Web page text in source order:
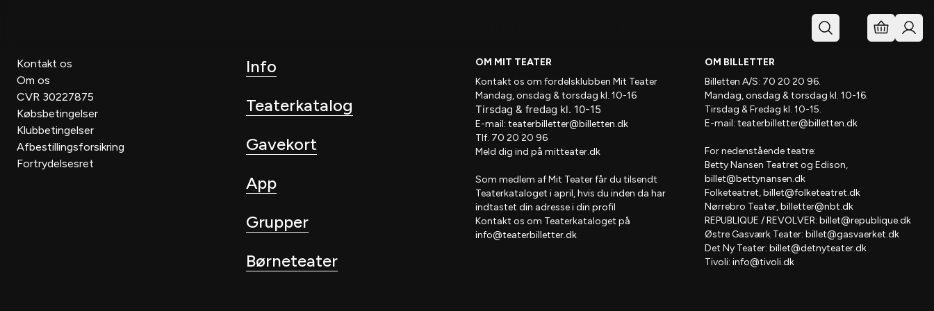
Kontakt os
Om os
CVR 30227875
Købsbetingelser
Klubbetingelser
Afbestillingsforsikring
Fortrydelsesret
Info
Teaterkatalog
Gavekort
App
Grupper
Børneteater
OM MIT TEATER
Kontakt os om fordelsklubben Mit Teater
Mandag, onsdag & torsdag kl. 10-16
Tirsdag & fredag kl. 10-15
E-mail: teaterbilletter@billetten.dk
Tlf. 70 20 20 96
Meld dig ind på mitteater.dk
Som medlem afMit Teaterfår du tilsendt
Teaterkataloget i april, hvis du inden da har
indtastet din adresse i din profil
Kontakt os om Teaterkataloget på
info@teaterbilletter.dk
OM BILLETTER
Billetten A/S: 70 20 20 96.
Mandag, onsdag & torsdag kl. 10-16.
Tirsdag & Fredag kl. 10-15.
E-mail: teaterbilletter@billetten.dk
For nedenstående teatre:
Betty Nansen Teatret og Edison,
billet@bettynansen.dk
Folketeatret,billet@folketeatret.dk
Nørrebro Teater,billetter@nbt.dk
REPUBLIQUE / REVOLVER: billet@republique.dk
Østre Gasværk Teater: billet@gasvaerket.dk
Det Ny Teater: billet@detnyteater.dk
Tivoli: info@tivoli.dk